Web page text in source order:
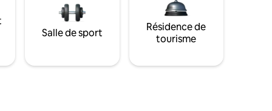
Salle de sport
Résidence de
tourisme